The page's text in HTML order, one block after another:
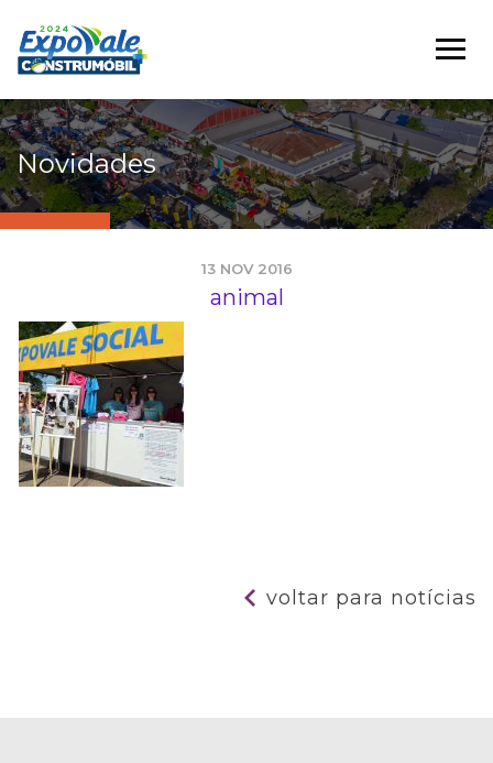
Novidades
13 NOV 2016
animal
voltar para notícias